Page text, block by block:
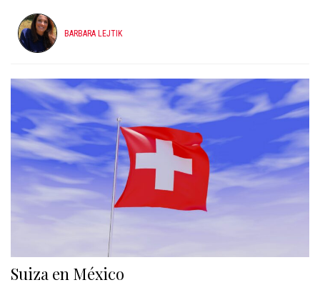
BARBARA LEJTIK
Suiza en México